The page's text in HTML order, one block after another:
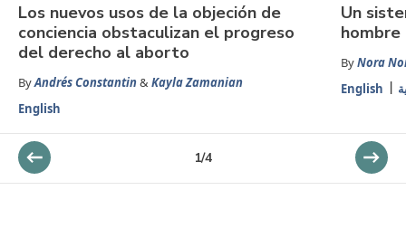
Los nuevos usos de la objeción de
conciencia obstaculizan el progreso
del derecho al aborto
ByAndrés Constantin& Kayla Zamanian
English
Un
ByNora
English
1/4